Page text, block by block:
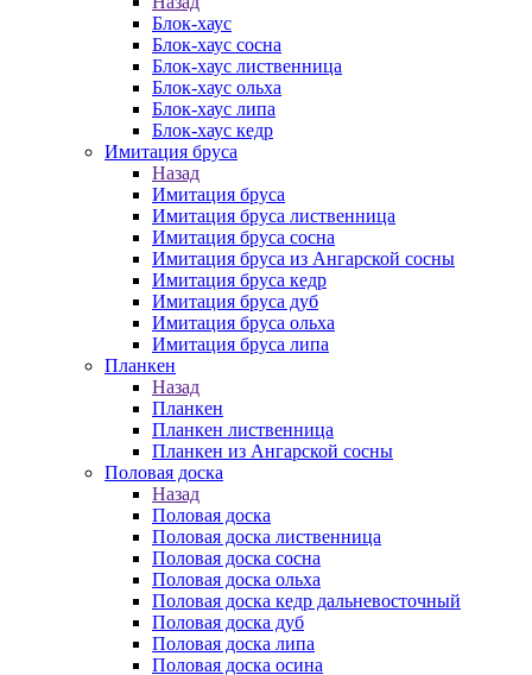
Блок-хаус
Блок-хаус сосна
Блок-хаус лиственница
Блок-хаус ольха
Блок-хаус липа
Блок-хаус кедр
Имитация бруса
Назад
Имитация бруса
Имитация бруса лиственница
Имитация бруса сосна
Имитация бруса из Ангарской сосны
Имитация бруса кедр
Имитация бруса дуб
Имитация бруса ольха
Имитация бруса липа
Планкен
Назад
Планкен
Планкен лиственница
Планкен из Ангарской сосны
Половая доска
Назад
Половая доска
Половая доска лиственница
Половая доска сосна
Половая доска ольха
Половая доска кедр дальневосточный
Половая доска дуб
Половая доска липа
Половая доска осина